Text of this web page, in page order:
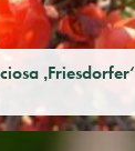
‚Friesdorfer‘